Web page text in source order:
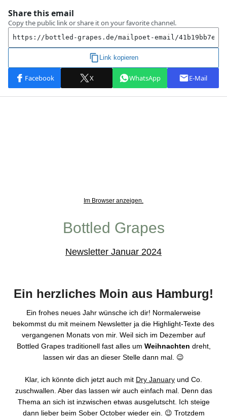
Im Browser anzeigen.
Bottled Grapes
Newsletter Januar 2024
Ein herzliches Moin aus Hamburg!
Ein frohes neues Jahr wünsche ich dir! Normalerweise
bekommst du mit meinem Newsletter ja die Highlight-Texte des
vergangenen Monats von mir. Weil sich im Dezember auf
Bottled Grapes traditionell fast alles um Weihnachten dreht,
lassen wir das an dieser Stelle dann mal. 😉
Klar, ich könnte dich jetzt auch mit Dry January und Co.
zuschwallen. Aber das lassen wir auch einfach mal. Denn das
Thema an sich ist inzwischen etwas ausgelutscht. Ich steige
dann lieber beim Sober October wieder ein. 😉 Trotzdem